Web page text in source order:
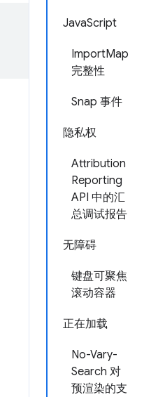
JavaScript
ImportMap
完整性
Snap 事件
隐私权
Attribution
Reporting
API 中的汇
总调试报告
无障碍
键盘可聚焦
滚动容器
正在加载
No-Vary-
Search 对
预渲染的支